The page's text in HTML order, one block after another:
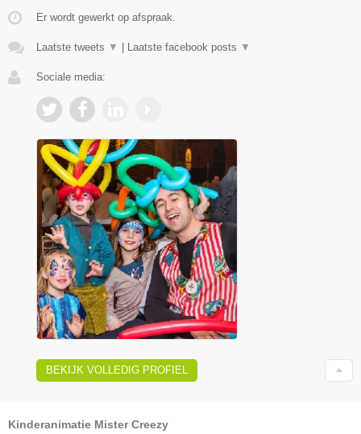
Er wordt gewerkt op afspraak.
Laatste tweets ▼ Laatste facebook posts ▼
Sociale media:
BEKIJK VOLLEDIG PROFIEL
Kinderanimatie Mister Creezy